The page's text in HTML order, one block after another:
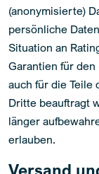
(anonymisierte)
persönliche
Situation an
Garantien für
auch für die Teile
Dritte beauftragt
länger
erlauben.
Versand